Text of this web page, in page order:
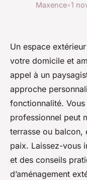
Maxence•1
Un espace
votre domicile et
appel à un
approche
fonctionnalité.
professionnel peut
terrasse ou balcon,
paix. Laissez-vous
et des conseils
d’aménagement